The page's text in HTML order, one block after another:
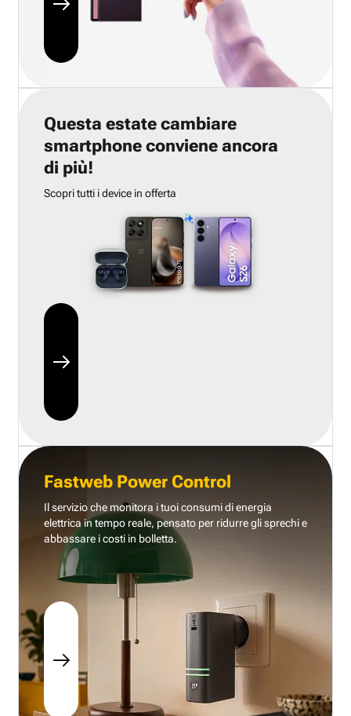
Questa estate cambiare
smartphone conviene ancora
di più!
Scopri tutti i device in offerta
Fastweb Power Control
Il servizio che monitora i tuoi consumi di energia
elettrica in tempo reale, pensato per ridurre gli sprechi e
abbassare i costi in bolletta.